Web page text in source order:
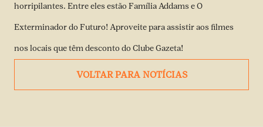
horripilantes. Entre eles estão Família Addams e O
Exterminador do Futuro! Aproveite para assistir aos filmes
nos locais que têm desconto do Clube Gazeta!
VOLTAR PARA NOTÍCIAS